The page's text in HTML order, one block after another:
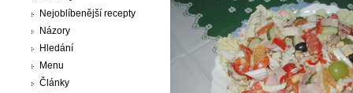
Nejoblíbenější recepty
Názory
Hledání
Menu
Články